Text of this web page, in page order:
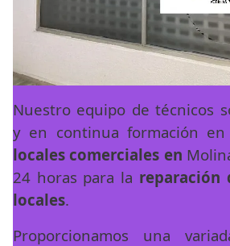
Nuestro equipo de técnicos
y en continua formación en
locales comerciales en
24 horas para la reparación
locales.
Proporcionamos una